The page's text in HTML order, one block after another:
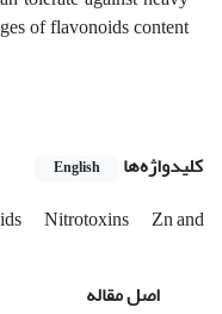
of flavonoids content
کلیدواژه‌ها English
Nitrotoxins
Zn and
اصل مقاله